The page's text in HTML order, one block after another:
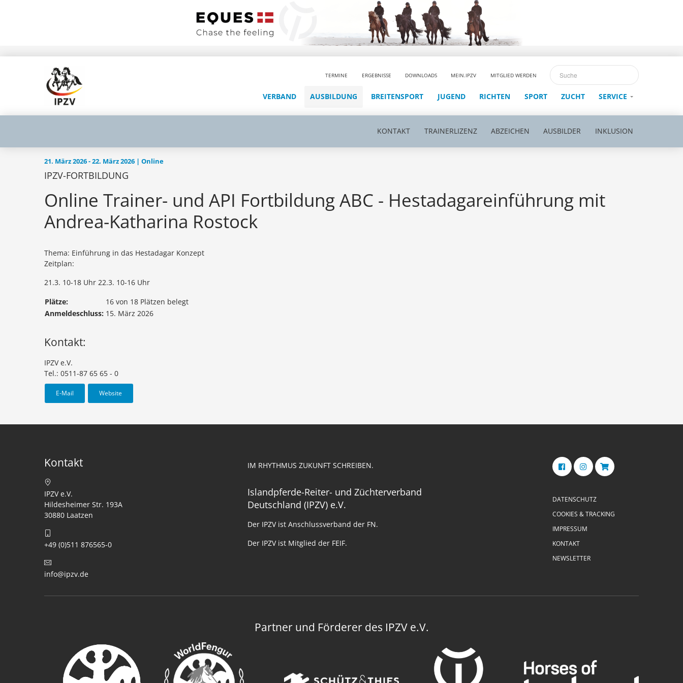
TERMINE ERGEBNISSE DOWNLOADS MEIN.IPZV MITGLIED WERDEN
VERBAND AUSBILDUNG BREITENSPORT JUGEND RICHTEN SPORT ZUCHT SERVICE
KONTAKT TRAINERLIZENZ ABZEICHEN AUSBILDER INKLUSION
21. März 2026 - 22. März 2026 | Online
IPZV-FORTBILDUNG
Online Trainer- und API Fortbildung ABC - Hestadagareinführung mit
Andrea-Katharina Rostock
Thema: Einführung in das Hestadagar Konzept
Zeitplan:
21.3. 10-18 Uhr 22.3. 10-16 Uhr
Plätze:
16 von 18 Plätzen belegt
Anmeldeschluss: 15. März 2026
Kontakt:
IPZV e.V.
Tel.: 0511-87 65 65 - 0
E-Mail Website
Kontakt
IPZV e.V.
Hildesheimer Str. 193A
30880 Laatzen
+49 (0)511 876565-0
info@ipzv.de
IM RHYTHMUS ZUKUNFT SCHREIBEN.
Islandpferde-Reiter- und Züchterverband
Deutschland (IPZV) e.V.
Der IPZV ist Anschlussverband der FN.
Der IPZV ist Mitglied der FEIF.
DATENSCHUTZ
COOKIES & TRACKING
IMPRESSUM
KONTAKT
NEWSLETTER
Partner und Förderer des IPZV e.V.